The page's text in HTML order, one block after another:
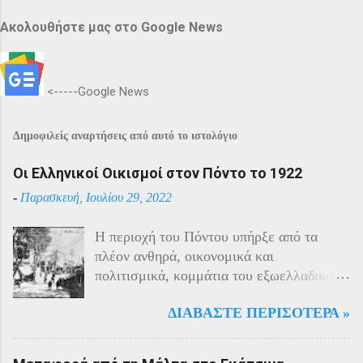
Ακολουθήστε μας στο Google News
<-----Google News
Δημοφιλείς αναρτήσεις από αυτό το ιστολόγιο
Οι Ελληνικοί Οικισμοί στον Πόντο το 1922
- Παρασκευή, Ιουλίου 29, 2022
Η περιοχή του Πόντου υπήρξε από τα
πλέον ανθηρά, οικονομικά και
πολιτισμικά, κομμάτια του εξωελλαδικού
40% του πληθυσμού της περιοχής και μαζί
ΔΙΑΒΆΣΤΕ ΠΕΡΙΣΌΤΕΡΑ »